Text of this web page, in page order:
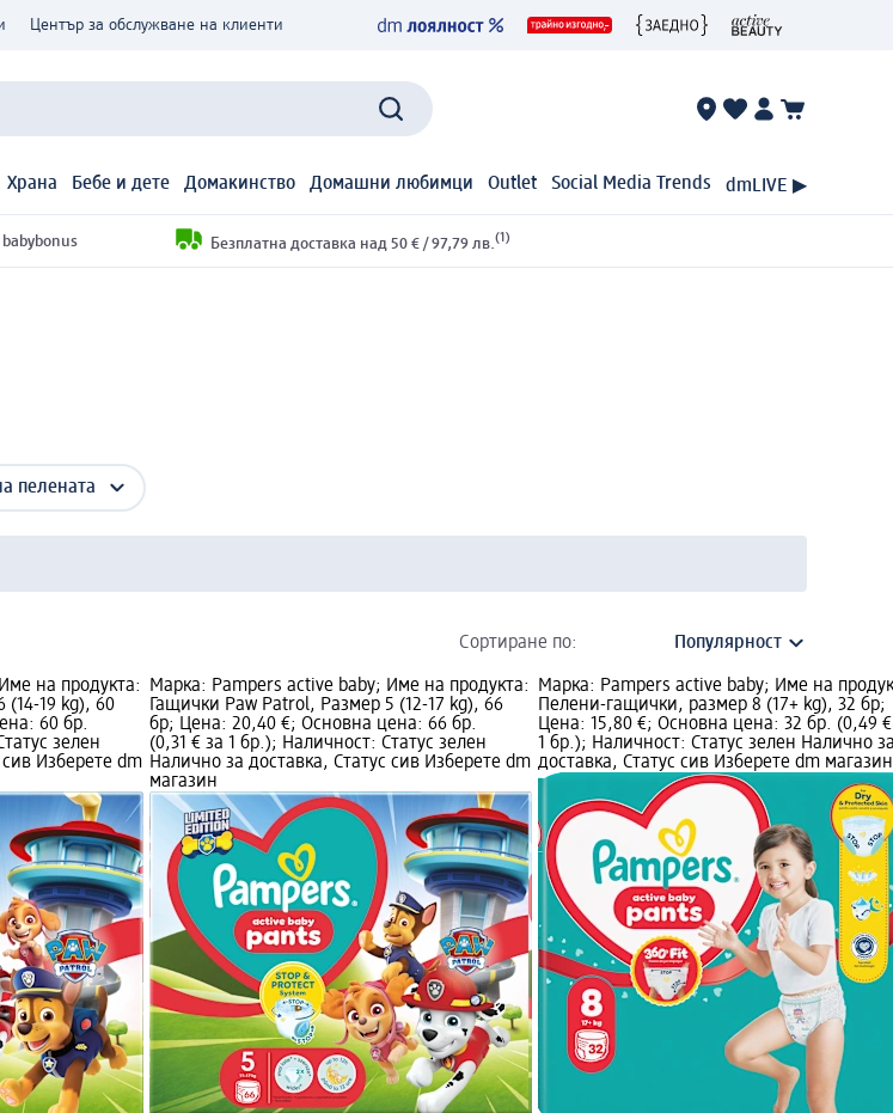
Център за обслужване на клиенти
Храна Бебе и дете Домакинство Домашни любимци Outlet Social Media Trends dmLIVE ▶
babybonus Безплатна доставка над 50 € / 97,79 лв. (1)
пелената
Сортиране по:
на продукта:
(14-19 kg), 60
60 бр.
зелен
Изберете dm
Марка: Pampers active baby; Име на продукта:
Гащички Paw Patrol, Размер 5 (12-17 kg), 66
бр; Цена: 20,40 €; Основна цена: 66 бр.
(0,31 € за 1 бр.); Наличност: Статус зелен
Налично за доставка, Статус сив Изберете dm
магазин
Марка: Pampers active baby; Име на
Пелени-гащички, размер 8 (17+ kg), 32 бр;
Цена: 15,80 €; Основна цена: 32 бр. (0,49
1 бр.); Наличност: Статус зелен Налично
доставка, Статус сив Изберете dm магазин